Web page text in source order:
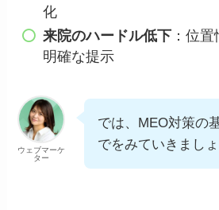
化
来院のハードル低下：位置
明確な提示
ウェブマーケ
ター
では、MEO対策の
でをみていきましょ